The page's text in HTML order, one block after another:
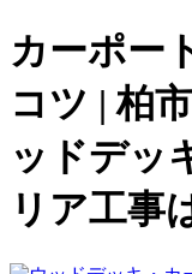
カーポー
コツ | 柏
ッドデッ
リア工事